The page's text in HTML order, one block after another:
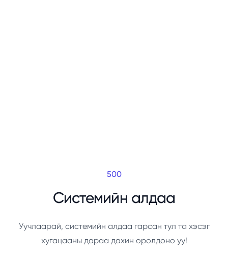
500
Системийн алдаа
Уучлаарай, системийн алдаа гарсан тул та хэсэг
хугацааны дараа дахин оролдоно уу!